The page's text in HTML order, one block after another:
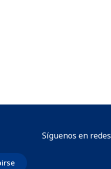
Síguenos en redes